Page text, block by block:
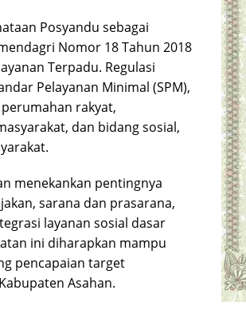
Posyandu sebagai
Nomor 18 Tahun 2018
Terpadu. Regulasi
Pelayanan Minimal (SPM),
rakyat,
dan bidang sosial,
menekankan pentingnya
sarana dan prasarana,
layanan sosial dasar
ini diharapkan mampu
pencapaian target
Asahan.